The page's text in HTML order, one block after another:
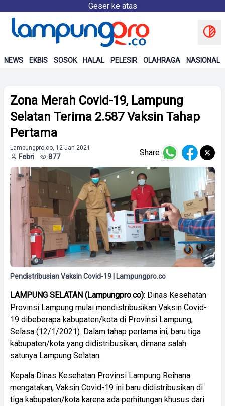
Geser ke atas
NEWS EKBIS SOSOK HALAL PELESIR OLAHRAGA NASIONAL
Zona Merah Covid-19, Lampung
Selatan Terima 2.587 Vaksin Tahap
Pertama
Lampungpro.co, 12-Jan-2021
Febri 877 Share
Pendistribusian Vaksin Covid-19 | Lampungpro.co
LAMPUNG SELATAN (Lampungpro.co): Dinas Kesehatan
Provinsi Lampung mulai mendistribusikan Vaksin Covid-
19 dibeberapa kabupaten/kota di Provinsi Lampung,
Selasa (12/1/2021). Dalam tahap pertama ini, baru tiga
kabupaten/kota yang didistribusikan, dimana salah
satunya Lampung Selatan.
Kepala Dinas Kesehatan Provinsi Lampung Reihana
mengatakan, Vaksin Covid-19 ini baru didistribusikan di
tiga kabupaten/kota karena ada perhitungan khusus dari